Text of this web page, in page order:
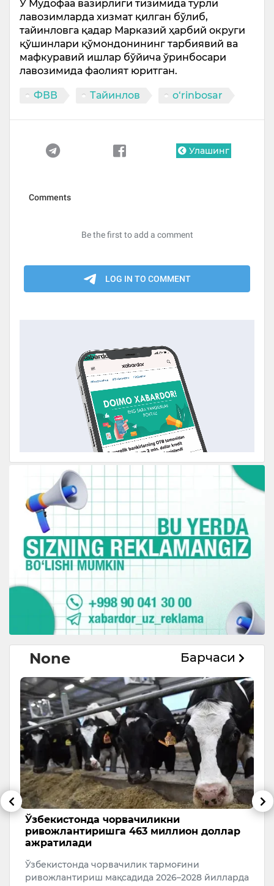
У Мудофаа вазирлиги тизимида турли
лавозимларда хизмат қилган бўлиб,
тайинловга қадар Марказий ҳарбий округи
қўшинлари қўмондонининг тарбиявий ва
мафкуравий ишлар бўйича ўринбосари
лавозимида фаолият юритган.
ФВВ Тайинлов o‘rinbosar
Улашинг
None Барчаси
Ўзбекистонда чорвачиликни
ривожлантиришга 463 миллион доллар
ажратилади
Ўзбекистонда чорвачилик тармоғини
ривожлантириш мақсадида 2026–2028 йилларда